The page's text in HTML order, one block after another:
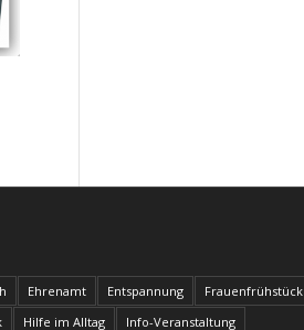
Ehrenamt Entspannung Frauenfrühstück
Hilfe im Alltag Info-Veranstaltung